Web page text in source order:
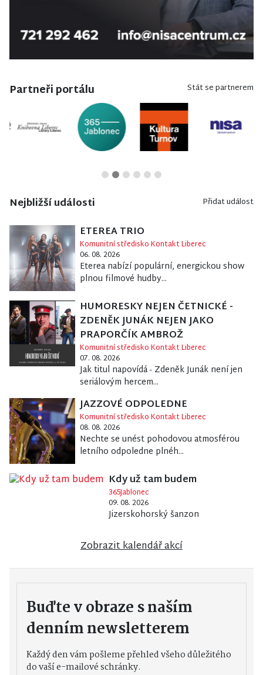
Partneři portálu Stát se partnerem
Nejbližší události Přidat událost
ETEREA TRIO
Komunitní středisko Kontakt Liberec
06. 08. 2026
Eterea nabízí populární, energickou show
plnou filmové hudby...
HUMORESKY NEJEN ČETNICKÉ -
ZDENĚK JUNÁK NEJEN JAKO
PRAPORČÍK AMBROŽ
Komunitní středisko Kontakt Liberec
07. 08. 2026
Jak titul napovídá - Zdeněk Junák není jen
seriálovým hercem...
JAZZOVÉ ODPOLEDNE
Komunitní středisko Kontakt Liberec
08. 08. 2026
Nechte se unést pohodovou atmosférou
letního odpoledne plnéh...
Kdy už tam budem
365Jablonec
09. 08. 2026
Jizerskohorský šanzon
Zobrazit kalendář akcí
Buďte v obraze s naším
denním newsletterem
Každý den vám pošleme přehled všeho důležitého
do vaší e-mailové schránky.